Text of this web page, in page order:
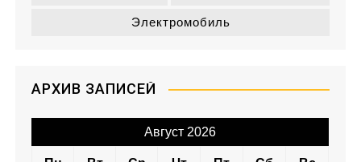
Электромобиль
АРХИВ ЗАПИСЕЙ
Август 2026